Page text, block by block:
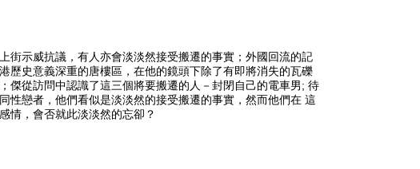
街示威抗議，有人亦會淡淡然接受搬遷的事實；外國回流的­記
歷史意義深重的唐樓區，在他的鏡頭下除了有即將消失的­瓦礫
傑從訪問中認識了這三個將要搬遷的人－封閉自己的電車男­; 待
性戀者，他們看似是淡淡然的接受搬遷的事實，然而他們­在 這
情，會否就此淡淡然的忘卻？